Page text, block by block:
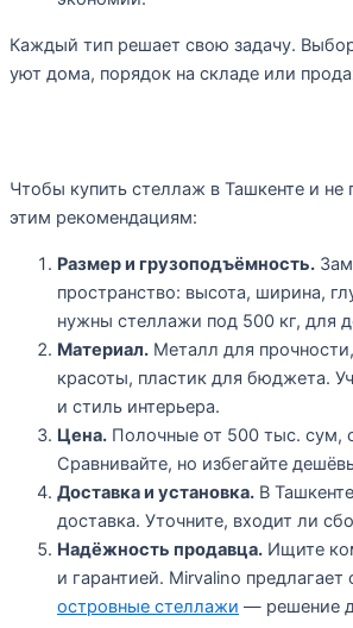
Каждый тип решает свою задачу.
уют дома, порядок на складе или
Чтобы купить стеллаж в Ташкенте и не
этим рекомендациям:
Размер и грузоподъёмность.
пространство: высота, ширина,
нужны стеллажи под 500 кг, для
Материал. Металл для
красоты, пластик для бюджета.
и стиль интерьера.
Цена. Полочные от 500 тыс. сум,
Сравнивайте, но избегайте
Доставка и установка. В
доставка. Уточните, входит ли
Надёжность продавца. Ищите
и гарантией. Mirvalino предлагает
островные стеллажи — решение